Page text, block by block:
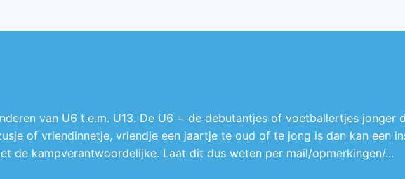
van U6 t.e.m. U13. De U6 = de debutantjes of voetballertjes jonger
of vriendinnetje, vriendje een jaartje te oud of te jong is dan kan een
de kampverantwoordelijke. Laat dit dus weten per mail/opmerkingen/...